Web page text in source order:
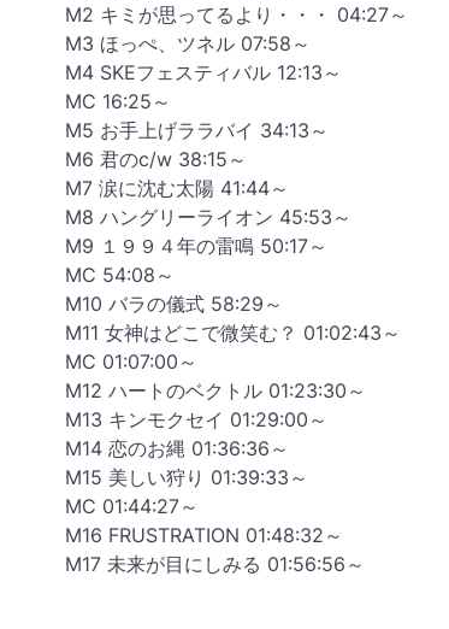
M2 キミが思ってるより・・・ 04:27～
M3 ほっぺ、ツネル 07:58～
M4 SKEフェスティバル 12:13～
MC 16:25～
M5 お手上げララバイ 34:13～
M6 君のc/w 38:15～
M7 涙に沈む太陽 41:44～
M8 ハングリーライオン 45:53～
M9 １９９４年の雷鳴 50:17～
MC 54:08～
M10 バラの儀式 58:29～
M11 女神はどこで微笑む？ 01:02:43～
MC 01:07:00～
M12 ハートのベクトル 01:23:30～
M13 キンモクセイ 01:29:00～
M14 恋のお縄 01:36:36～
M15 美しい狩り 01:39:33～
MC 01:44:27～
M16 FRUSTRATION 01:48:32～
M17 未来が目にしみる 01:56:56～